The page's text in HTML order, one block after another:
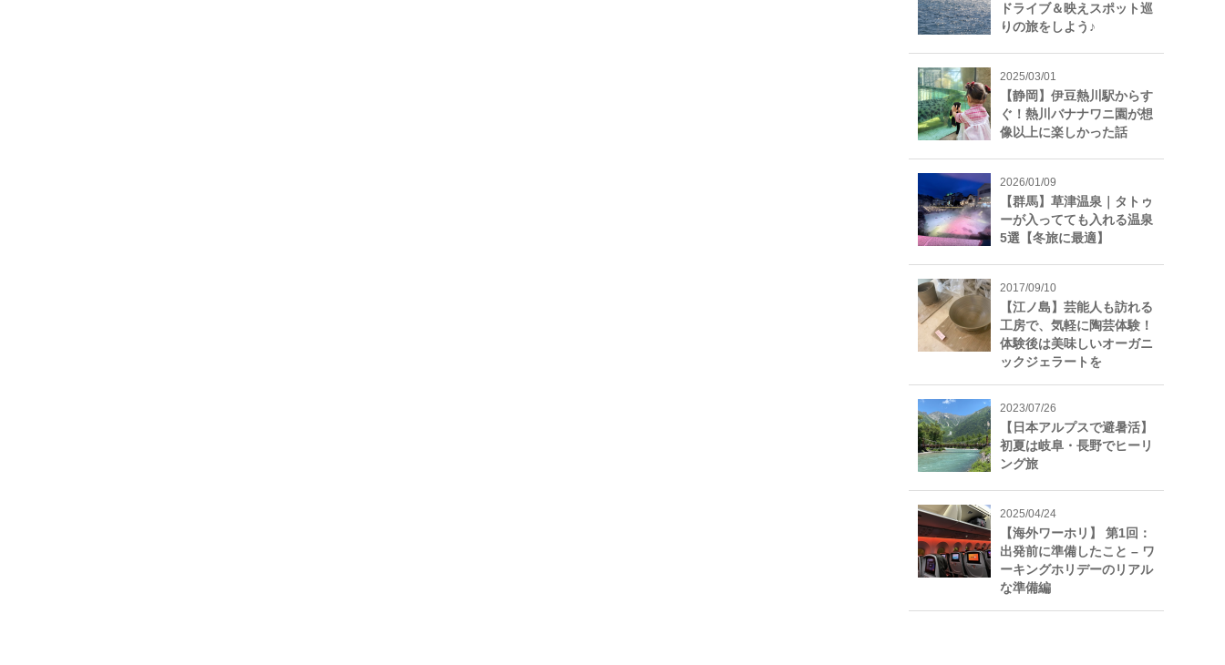
ドライブ＆映えスポット巡
りの旅をしよう♪
2025/03/01
【静岡】伊豆熱川駅からす
ぐ！熱川バナナワニ園が想
像以上に楽しかった話
2026/01/09
【群馬】草津温泉｜タトゥ
ーが入ってても入れる温泉
5選【冬旅に最適】
2017/09/10
【江ノ島】芸能人も訪れる
工房で、気軽に陶芸体験！
体験後は美味しいオーガニ
ックジェラートを
2023/07/26
【日本アルプスで避暑活】
初夏は岐阜・長野でヒーリ
ング旅
2025/04/24
【海外ワーホリ】 第1回：
出発前に準備したこと – ワ
ーキングホリデーのリアル
な準備編